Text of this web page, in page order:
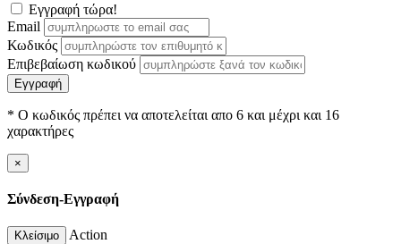
Εγγραφή τώρα!
Email
Κωδικός
Επιβεβαίωση κωδικού
Εγγραφή
* Ο κωδικός πρέπει να αποτελείται απο 6 και μέχρι και 16
χαρακτήρες
×
Σύνδεση-Εγγραφή
Κλείσιμο Action